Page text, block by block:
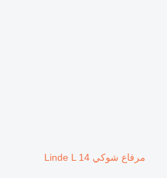
مرفاع شوكي Linde L 14